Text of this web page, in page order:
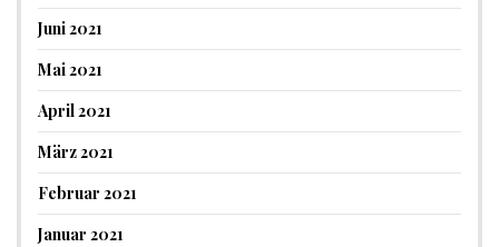
Juni 2021
Mai 2021
April 2021
März 2021
Februar 2021
Januar 2021